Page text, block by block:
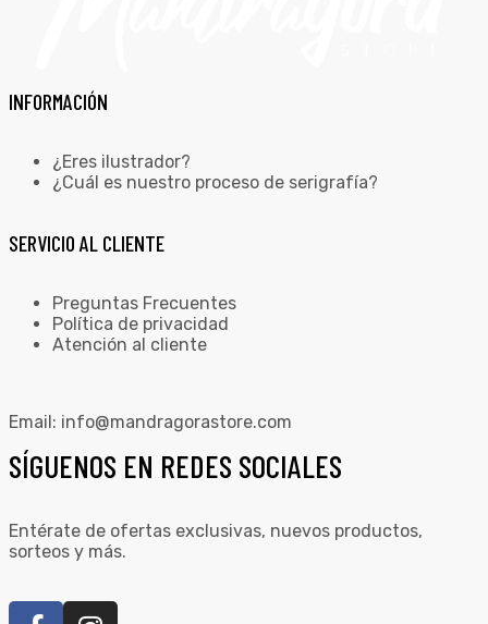
INFORMACIÓN
¿Eres ilustrador?
¿Cuál es nuestro proceso de serigrafía?
SERVICIO AL CLIENTE
Preguntas Frecuentes
Política de privacidad
Atención al cliente
Email: info@mandragorastore.com
SÍGUENOS EN REDES SOCIALES
Entérate de ofertas exclusivas, nuevos productos,
sorteos y más.